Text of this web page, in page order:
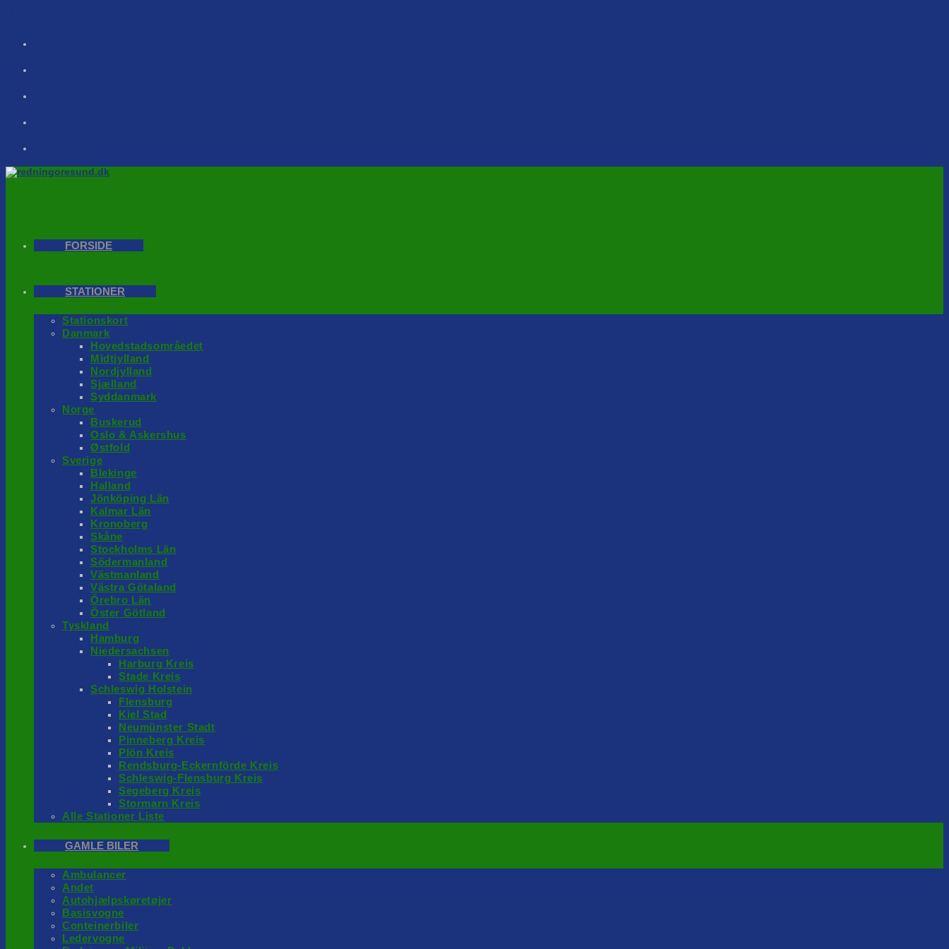
FORSIDE
STATIONER
Stationskort
Danmark
Hovedstadsområedet
Midtjylland
Nordjylland
Sjælland
Syddanmark
Norge
Buskerud
Oslo & Askershus
Østfold
Sverige
Blekinge
Halland
Jönköping Län
Kalmar Län
Kronoberg
Skåne
Stockholms Län
Södermanland
Västmanland
Västra Götaland
Örebro Län
Öster Götland
Tyskland
Hamburg
Niedersachsen
Harburg Kreis
Stade Kreis
Schleswig Holstein
Flensburg
Kiel Stad
Neumünster Stadt
Pinneberg Kreis
Plön Kreis
Rendsburg-Eckernförde Kreis
Schleswig-Flensburg Kreis
Segeberg Kreis
Stormarn Kreis
Alle Stationer Liste
GAMLE BILER
Ambulancer
Andet
Autohjælpskøretøjer
Basisvogne
Conteinerbiler
Ledervogne